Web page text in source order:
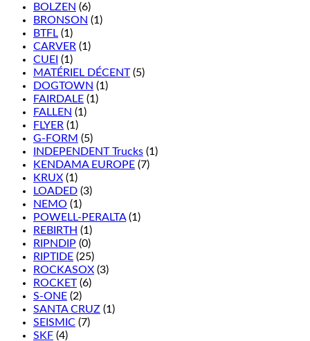
BOLZEN (6)
BRONSON (1)
BTFL (1)
CARVER (1)
CUEI (1)
MATÉRIEL DÉCENT (5)
DOGTOWN (1)
FAIRDALE (1)
FALLEN (1)
FLYER (1)
G-FORM (5)
INDEPENDENT Trucks (1)
KENDAMA EUROPE (7)
KRUX (1)
LOADED (3)
NEMO (1)
POWELL-PERALTA (1)
REBIRTH (1)
RIPNDIP (0)
RIPTIDE (25)
ROCKASOX (3)
ROCKET (6)
S-ONE (2)
SANTA CRUZ (1)
SEISMIC (7)
SKF (4)